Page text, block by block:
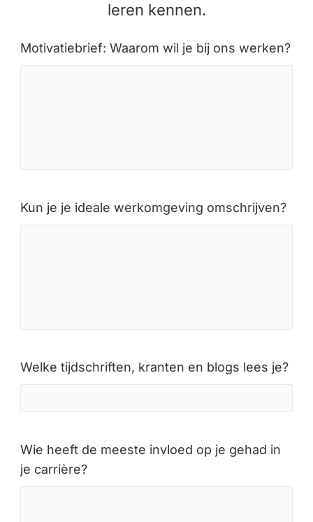
leren kennen.
Motivatiebrief: Waarom wil je bij ons werken?
Kun je je ideale werkomgeving omschrijven?
Welke tijdschriften, kranten en blogs lees je?
Wie heeft de meeste invloed op je gehad in
je carrière?